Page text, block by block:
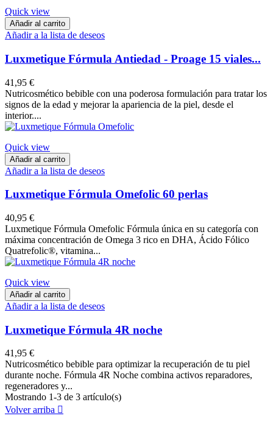
Quick view
Añadir al carrito
Añadir a la lista de deseos
Luxmetique Fórmula Antiedad - Proage 15 viales...
41,95 €
Nutricosmético bebible con una poderosa formulación para tratar los
signos de la edad y mejorar la apariencia de la piel, desde el
interior....
Quick view
Añadir al carrito
Añadir a la lista de deseos
Luxmetique Fórmula Omefolic 60 perlas
40,95 €
Luxmetique Fórmula Omefolic Fórmula única en su categoría con
máxima concentración de Omega 3 rico en DHA, Ácido Fólico
Quatrefolic®, vitamina...
Quick view
Añadir al carrito
Añadir a la lista de deseos
Luxmetique Fórmula 4R noche
41,95 €
Nutricosmético bebible para optimizar la recuperación de tu piel
durante noche. Fórmula 4R Noche combina activos reparadores,
regeneradores y...
Mostrando 1-3 de 3 artículo(s)
Volver arriba 